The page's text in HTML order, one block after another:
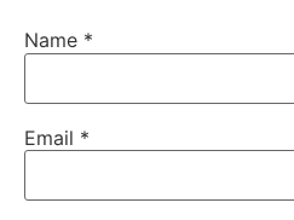
Name *
Email *